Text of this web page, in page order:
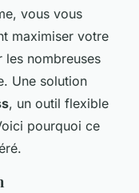
vous vous
maximiser votre
nombreuses
Une solution
, un outil flexible
pourquoi ce